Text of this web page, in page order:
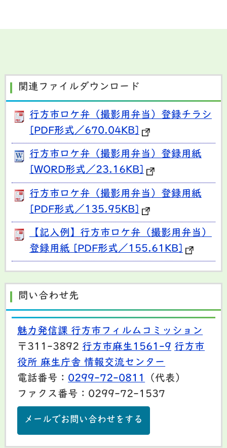
関連ファイルダウンロード
行方市ロケ弁（撮影用弁当）登録チラシ
[PDF形式／670.04KB]
行方市ロケ弁（撮影用弁当）登録用紙
[WORD形式／23.16KB]
行方市ロケ弁（撮影用弁当）登録用紙
[PDF形式／135.95KB]
【記入例】行方市ロケ弁（撮影用弁当）
登録用紙 [PDF形式／155.61KB]
問い合わせ先
魅力発信課 行方市フィルムコミッション
〒311-3892 行方市麻生1561-9 行方市
役所 麻生庁舎 情報交流センター
電話番号： 0299-72-0811
（代表）
ファクス番号：0299-72-1537
メールでお問い合わせをする